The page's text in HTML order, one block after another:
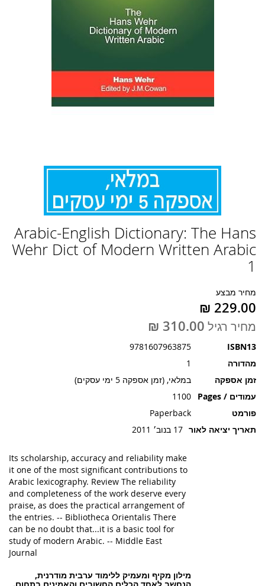
Arabic-English Dictionary: The Hans
Wehr Dict of Modern Written Arabic
1
מחיר מבצע
מחיר רגיל
ISBN13
9781607963875
מהדורה
1
זמן אספקה
במלאי, (זמן אספקה 5 ימי עסקים)
עמודים / Pages
1100
פורמט
Paperback
תאריך יציאה לאור 17 בנוב׳ 2011
Its scholarship, accuracy and reliability make
it one of the most significant contributions to
Arabic lexicography. Review The reliability
and completeness of the work deserve every
praise, as does the practical arrangement of
the entries. -- Bibliotheca Orientalis There
can be no doubt that...it is a basic tool for
study of modern Arabic. -- Middle East
Journal
מילון מקיף ומעמיק ללימוד ערבית מודרנית,
להתחלה
של
גלריית
תמונות